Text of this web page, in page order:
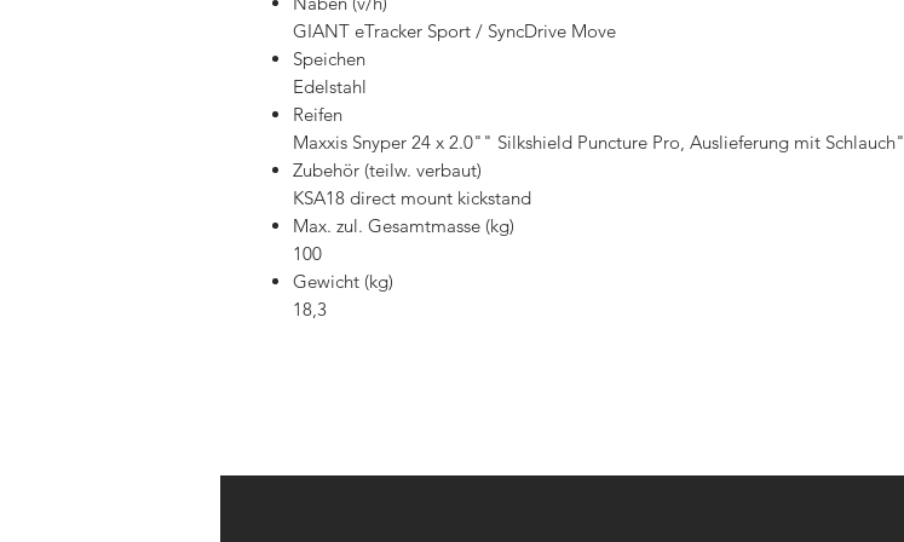
GIANT eTracker Sport / SyncDrive Move
Speichen
Edelstahl
Reifen
Maxxis Snyper 24 x 2.0"" Silkshield Puncture Pro, Auslieferung mit Schlauch"
Zubehör (teilw. verbaut)
KSA18 direct mount kickstand
Max. zul. Gesamtmasse (kg)
100
Gewicht (kg)
18,3